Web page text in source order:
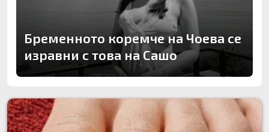
Бременното коремче на Чоева се
изравни с това на Сашо